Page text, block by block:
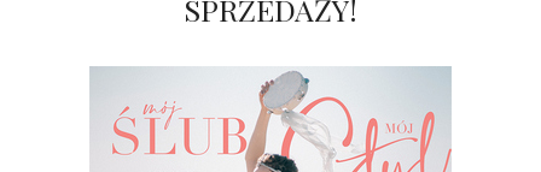
SPRZEDAŻY!